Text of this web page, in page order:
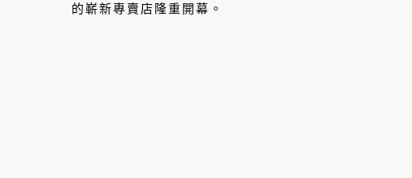
的嶄新專賣店隆重開幕。